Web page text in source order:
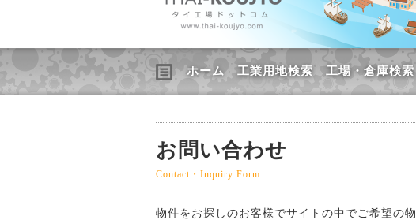
ホーム 工業用地検索 工場・倉庫検索
お問い合わせ
Contact・Inquiry Form
物件をお探しのお客様でサイトの中でご希望の